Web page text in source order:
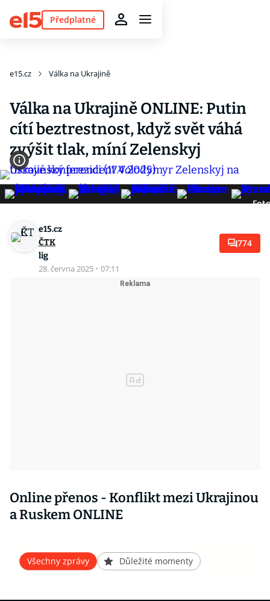
Předplatné
e15.cz Válka na Ukrajině
Válka na Ukrajině ONLINE: Putin
cítí beztrestnost, když svět váhá
zvýšit tlak, míní Zelenskyj
e15.cz
ČTK
lig
28. června 2025 · 07:11
774
Online přenos - Konflikt mezi Ukrajinou
a Ruskem ONLINE
Všechny zprávy Důležité momenty